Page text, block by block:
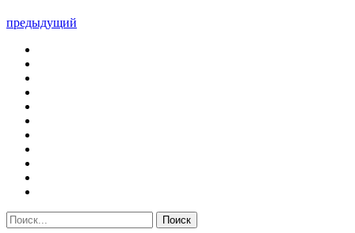
предыдущий